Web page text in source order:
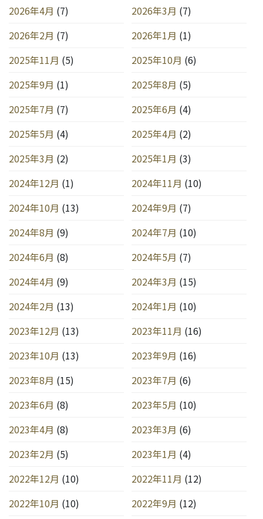
2026年4月 (7) 2026年3月 (7)
2026年2月 (7) 2026年1月 (1)
2025年11月 (5) 2025年10月 (6)
2025年9月 (1) 2025年8月 (5)
2025年7月 (7) 2025年6月 (4)
2025年5月 (4) 2025年4月 (2)
2025年3月 (2) 2025年1月 (3)
2024年12月 (1) 2024年11月 (10)
2024年10月 (13) 2024年9月 (7)
2024年8月 (9) 2024年7月 (10)
2024年6月 (8) 2024年5月 (7)
2024年4月 (9) 2024年3月 (15)
2024年2月 (13) 2024年1月 (10)
2023年12月 (13) 2023年11月 (16)
2023年10月 (13) 2023年9月 (16)
2023年8月 (15) 2023年7月 (6)
2023年6月 (8) 2023年5月 (10)
2023年4月 (8) 2023年3月 (6)
2023年2月 (5) 2023年1月 (4)
2022年12月 (10) 2022年11月 (12)
2022年10月 (10) 2022年9月 (12)